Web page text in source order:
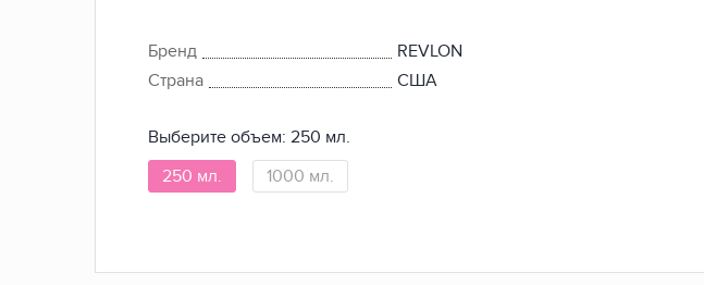
Бренд
REVLON
Страна
США
Выберите объем: 250 мл.
250 мл.
1000 мл.